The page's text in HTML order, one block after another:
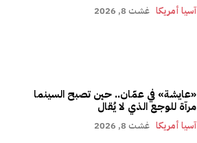
آسيا أمريكا غشت 8, 2026
«عايشة» في عمّان.. حين تصبح السينما
مرآة للوجع الذي لا يُقال
آسيا أمريكا غشت 8, 2026